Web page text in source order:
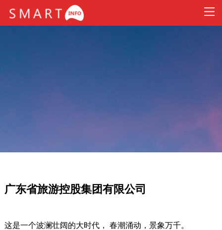
广东省旅游控股集团有限公司
这是一个波澜壮阔的大时代， 春潮涌动，景象万千。